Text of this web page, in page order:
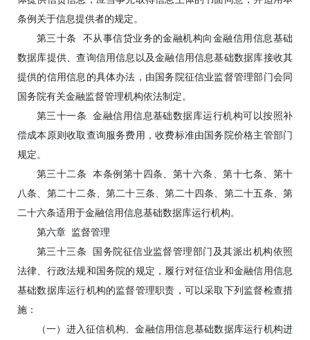
条例关于信息提供者的规定。
第三十条 不从事信贷业务的金融机构向金融信用信息基础
数据库提供、查询信用信息以及金融信用信息基础数据库接收其
提供的信用信息的具体办法，由国务院征信业监督管理部门会同
国务院有关金融监督管理机构依法制定。
第三十一条 金融信用信息基础数据库运行机构可以按照补
偿成本原则收取查询服务费用，收费标准由国务院价格主管部门
规定。
第三十二条 本条例第十四条、第十六条、第十七条、第十
八条、第二十二条、第二十三条、第二十四条、第二十五条、第
二十六条适用于金融信用信息基础数据库运行机构。
第六章 监督管理
第三十三条 国务院征信业监督管理部门及其派出机构依照
法律、行政法规和国务院的规定，履行对征信业和金融信用信息
基础数据库运行机构的监督管理职责，可以采取下列监督检查措
施：
（一）进入征信机构、金融信用信息基础数据库运行机构进